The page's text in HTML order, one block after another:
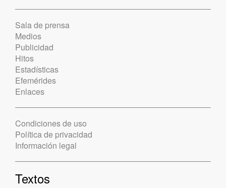
Sala de prensa
Medios
Publicidad
Hitos
Estadísticas
Efemérides
Enlaces
Condiciones de uso
Política de privacidad
Información legal
Textos